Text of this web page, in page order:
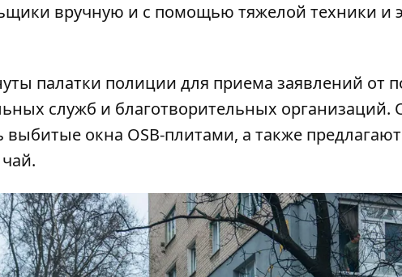
вручную и с помощью тяжелой техники и
палатки полиции для приема заявлений от
служб и благотворительных организаций.
окна OSB-плитами, а также